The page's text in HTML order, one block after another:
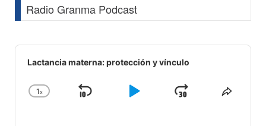
Radio Granma Podcast
Audio
Player
Lactancia materna: protección y vínculo
Change
1x
Skip
Play
JumpShare